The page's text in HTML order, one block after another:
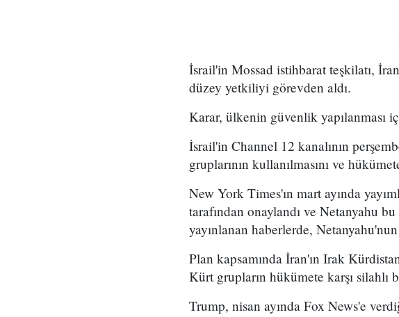
İsrail'in Mossad istihbarat teşkilatı,
düzey yetkiliyi görevden aldı.
Karar, ülkenin güvenlik yapılanması
İsrail'in Channel 12 kanalının
gruplarının kullanılmasını ve
New York Times'ın mart ayında
tarafından onaylandı ve Netanyahu
yayınlanan haberlerde,
Plan kapsamında İran'ın Irak
Kürt grupların hükümete karşı
Trump, nisan ayında Fox News'e